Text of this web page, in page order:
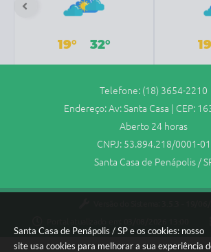
Santa Casa de Penápolis / SP e os cookies: nosso
site usa cookies para melhorar a sua experiência
19° 32°
Telefone: (18) 3654-2210
Endereço: Av: Santa Casa | CEP:
Aberto 24 horas
CNPJ: 53.894.218/0001-01
Santa Casa de Penápolis /